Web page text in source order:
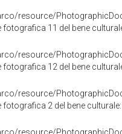
11 del bene
12 del bene
2 del bene